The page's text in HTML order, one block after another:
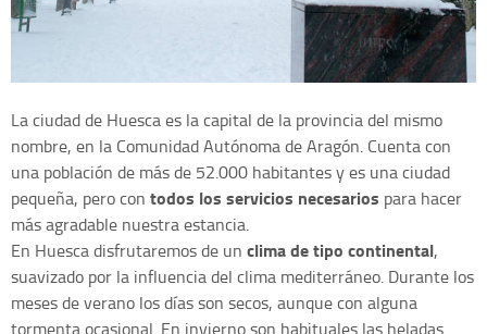
La ciudad de Huesca es la capital de la provincia del mismo
nombre, en la Comunidad Autónoma de Aragón. Cuenta con
una población de más de 52.000 habitantes y es una ciudad
pequeña, pero con todos los servicios necesarios para hacer
más agradable nuestra estancia.
En Huesca disfrutaremos de un clima de tipo continental,
suavizado por la influencia del clima mediterráneo. Durante los
meses de verano los días son secos, aunque con alguna
tormenta ocasional. En invierno son habituales las heladas